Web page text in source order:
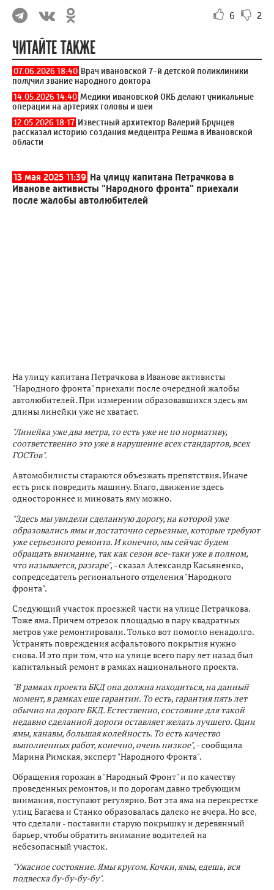
6 2
ЧИТАЙТЕ ТАКЖЕ
07.06.2026 18:40 Врач ивановской 7-й детской поликлиники
получил звание народного доктора
14.05.2026 14:40 Медики ивановской ОКБ делают уникальные
операции на артериях головы и шеи
12.05.2026 18:17 Известный архитектор Валерий Брунцев
рассказал историю создания медцентра Решма в Ивановской
области
13 мая 2025 11:39 На улицу капитана Петрачкова в
Иванове активисты "Народного фронта" приехали
после жалобы автолюбителей
На улицу капитана Петрачкова в Иванове активисты
"Народного фронта" приехали после очередной жалобы
автолюбителей. При измерении образовавшихся здесь ям
длины линейки уже не хватает.
"Линейка уже два метра, то есть уже не по нормативу,
соответственно это уже в нарушение всех стандартов, всех
ГОСТов".
Автомобилисты стараются объезжать препятствия. Иначе
есть риск повредить машину. Благо, движение здесь
одностороннее и миновать яму можно.
"Здесь мы увидели сделанную дорогу, на которой уже
образовались ямы и достаточно серьезные, которые требуют
уже серьезного ремонта. И конечно, мы сейчас будем
обращать внимание, так как сезон все-таки уже в полном,
что называется, разгаре", - сказал Александр Касьяненко,
сопредседатель регионального отделения "Народного
фронта".
Следующий участок проезжей части на улице Петрачкова.
Тоже яма. Причем отрезок площадью в пару квадратных
метров уже ремонтировали. Только вот помогло ненадолго.
Устранять повреждения асфальтового покрытия нужно
снова. И это при том, что на улице всего пару лет назад был
капитальный ремонт в рамках национального проекта.
"В рамках проекта БКД она должна находиться, на данный
момент, в рамках еще гарантии. То есть, гарантия пять лет
обычно на дороге БКД. Естественно, состояние для такой
недавно сделанной дороги оставляет желать лучшего. Одни
ямы, канавы, большая колейность. То есть качество
выполненных работ, конечно, очень низкое", - сообщила
Марина Римская, эксперт "Народного Фронта".
Обращения горожан в "Народный Фронт" и по качеству
проведенных ремонтов, и по дорогам давно требующим
внимания, поступают регулярно. Вот эта яма на перекрестке
улиц Багаева и Станко образовалась далеко не вчера. Но все,
что сделали - поставили старую покрышку и деревянный
барьер, чтобы обратить внимание водителей на
небезопасный участок.
"Ужасное состояние. Ямы кругом. Кочки, ямы, едешь, вся
подвеска бу-бу-бу-бу".